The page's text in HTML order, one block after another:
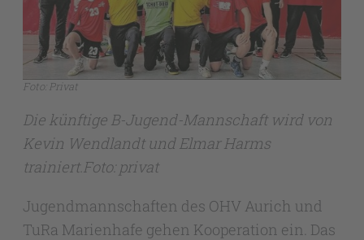
Foto: Privat
Die künftige B-Jugend-Mannschaft wird von
Kevin Wendlandt und Elmar Harms
trainiert.Foto: privat
Jugendmannschaften des OHV Aurich und
TuRa Marienhafe gehen Kooperation ein. Das